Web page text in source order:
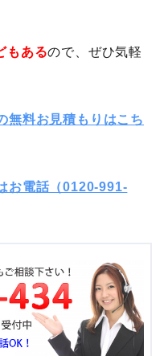
もあるので、ぜひ気軽
無料お見積もりはこち
お電話（0120-991-